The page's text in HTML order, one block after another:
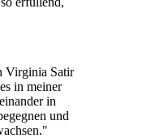
Virginia Satir
in meiner
in
und